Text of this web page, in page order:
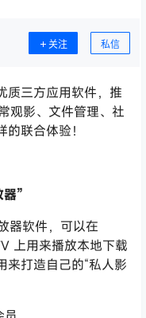
关注 私信
质三方应用软件，推
观影、文件管理、社
联合体验！
”
器软件，可以在
上用来播放本地下载
来打造自己的“私人影